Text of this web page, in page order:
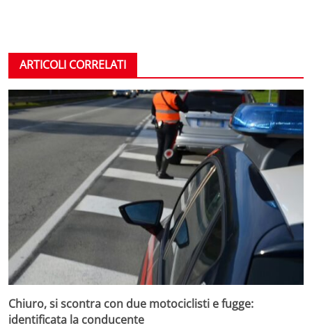
ARTICOLI CORRELATI
Chiuro, si scontra con due motociclisti e fugge:
identificata la conducente